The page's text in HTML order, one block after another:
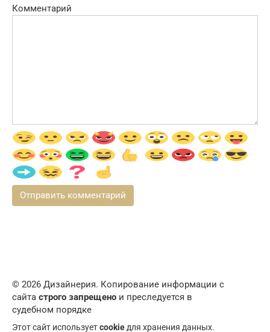
Комментарий
© 2026 Дизайнерия. Копирование информации с
сайта строго запрещено и преследуется в
судебном порядке
Этот сайт используетcookie для хранения данных.